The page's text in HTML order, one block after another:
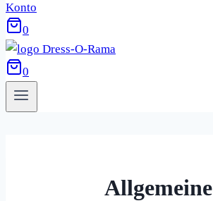
Konto
0
0
Allgemeine